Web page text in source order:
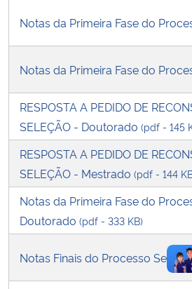
Secretaria de Governo
Gabinete de Segurança Institucional
Advocacia-Geral da União
Banco Central do Brasil
Planalto
Notas da Primeira Fase do
Notas da Primeira Fase do
RESPOSTA A PEDIDO DE
SELEÇÃO - Doutorado (pdf - 145
RESPOSTA A PEDIDO DE
SELEÇÃO - Mestrado (pdf - 144
Notas da Primeira Fase do
Doutorado (pdf - 333 KB)
Notas Finais do Processo